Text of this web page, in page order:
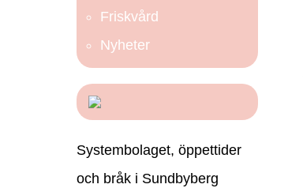
Friskvård
Nyheter
Systembolaget, öppettider
och bråk i Sundbyberg